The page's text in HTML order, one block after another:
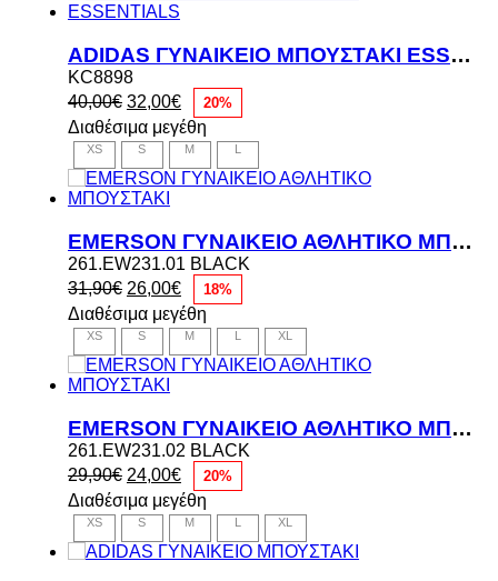
ADIDAS ΓΥΝΑΙΚΕΙΟ ΜΠΟΥΣΤΑΚΙ ESSENTIALS
KC8898
40,00€ Original
price
was:
40,00€.
32,00€Η
τρέχουσα
τιμή
είναι:
32,00€.
20%
Διαθέσιμα μεγέθη
XS S M L
EMERSON ΓΥΝΑΙΚΕΙΟ ΑΘΛΗΤΙΚΟ ΜΠΟΥΣΤΑΚΙ
261.EW231.01 BLACK
31,90€ Original
price
was:
31,90€.
26,00€Η
τρέχουσα
τιμή
είναι:
26,00€.
18%
Διαθέσιμα μεγέθη
XS S M L XL
EMERSON ΓΥΝΑΙΚΕΙΟ ΑΘΛΗΤΙΚΟ ΜΠΟΥΣΤΑΚΙ
261.EW231.02 BLACK
29,90€ Original
price
was:
29,90€.
24,00€Η
τρέχουσα
τιμή
είναι:
24,00€.
20%
Διαθέσιμα μεγέθη
XS S M L XL